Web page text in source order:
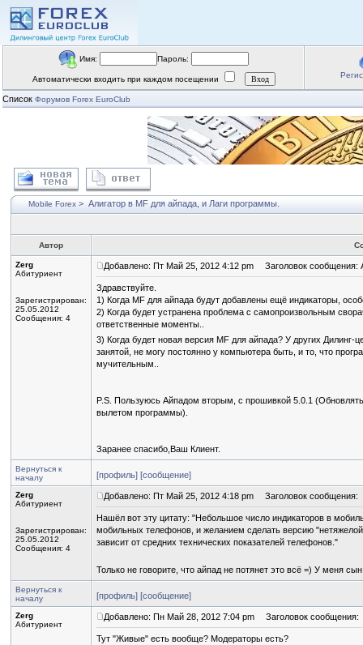
Имя: Пароль:
Автоматически входить при каждом посещении
Список Форумов Forex EuroClub
Mobile Forex > Алигатор в MF для айпада, и Лаги программы.
Автор
Zerg
Абитуриент
Зарегистрирован:
25.05.2012
Сообщения: 4
Добавлено: Пт Май 25, 2012 4:12 pm Заголовок сообщения:
Здравствуйте.
1) Когда MF для айпада будут добавлены ещё индикаторы,
2) Когда будет устранена проблема с самопроизвольным
ответственные моменты..
3) Когда будет новая версия MF для айпада? У других
занятой, не могу постоянно у компьютера быть, и то, что
мучительным..
P.S. Пользуюсь Айпадом вторым, с прошивкой 5.0.1
вылетом программы).
Заранее спасибо,Ваш Клиент.
Вернуться к
началу
[профиль] [сообщение]
Zerg
Абитуриент
Зарегистрирован:
25.05.2012
Сообщения: 4
Добавлено: Пт Май 25, 2012 4:18 pm Заголовок сообщения:
Нашёл вот эту цитату: "Небольшое число индикаторов в
мобильных телефонов, и желанием сделать версию
зависит от средних технических показателей телефонов."
Только не говорите, что айпад не потянет это всё =) У меня
Вернуться к
началу
[профиль] [сообщение]
Zerg
Абитуриент
Добавлено: Пн Май 28, 2012 7:04 pm Заголовок сообщения:
Тут "Живые" есть вообще? Модераторы есть?